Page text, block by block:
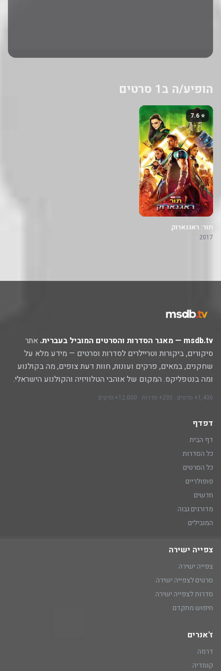
הופיע/ה ב1 סרטים
⭐ 7.6
תור: ראגנארוק
2017
msdb.tv — מאגר הסדרות והסרטים המוביל בעברית.
אתר
סיקורים, ביקורות וטריילרים לסדרות וסרטים — מידע מלא על
שחקנים, במאים, פרקים ועונות, חוות דעת צופים, מה בקולנוע
ומה בנטפליקס. המקום של אוהבי הטלוויזיה והקולנוע הישראלי.
1,436+ סרטים · 230+ סדרות · 12,000+ פרקים
דפדף
דף הבית
כל הסדרות
כל הסרטים
פופולריים
חדשים
מדורגים גבוה
המובילים
צפייה ישירה
צפייה ישירה
סרטים לצפייה ישירה
סדרות לצפייה ישירה
חיפוש מתקדם
ז'אנרים
דרמה
קומדיה